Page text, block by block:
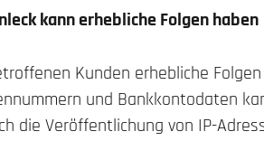
kann erhebliche Folgen haben
Kunden erhebliche
und Bankkontodaten
die Veröffentlichung von IP-